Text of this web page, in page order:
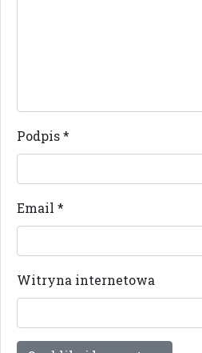
Podpis*
Email *
Witryna internetowa